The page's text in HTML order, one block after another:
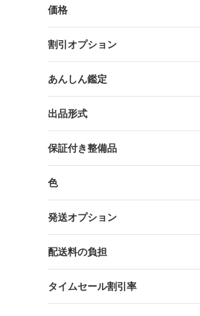
価格
割引オプション
あんしん鑑定
出品形式
保証付き整備品
色
発送オプション
配送料の負担
タイムセール割引率